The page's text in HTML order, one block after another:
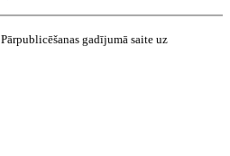
. Pārpublicēšanas gadījumā saite uz